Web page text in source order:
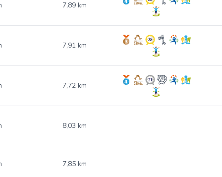
7,89 km
7,91 km
7,72 km
8,03 km
7,85 km